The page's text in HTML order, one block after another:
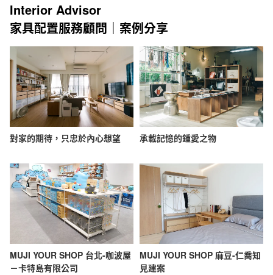
Interior Advisor
家具配置服務顧問｜案例分享
對家的期待，只忠於內心想望 承載記憶的鍾愛之物
MUJI YOUR SHOP 台北-咖波屋
－卡特島有限公司
MUJI YOUR SHOP 麻豆-仁喬知
見建案